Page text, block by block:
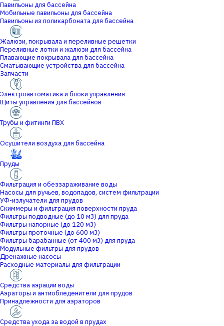
Павильоны для бассейна
Мобильные павильоны для бассейна
Павильоны из поликарбоната для бассейна
Жалюзи, покрывала и переливные решетки
Переливные лотки и жалюзи для бассейна
Плавающие покрывала для бассейна
Сматывающие устройства для бассейна
Запчасти
Электроавтоматика и блоки управления
Щиты управления для бассейнов
Трубы и фитинги ПВХ
Осушители воздуха для бассейна
Пруды
Фильтрация и обеззараживание воды
Насосы для ручьев, водопадов, систем фильтрации
УФ-излучатели для прудов
Скиммеры и фильтрация поверхности пруда
Фильтры подводные (до 10 м3) для пруда
Фильтры напорные (до 120 м3)
Фильтры проточные (до 600 м3)
Фильтры барабанные (от 400 м3) для пруда
Модульные фильтры для прудов
Дренажные насосы
Расходные материалы для фильтрации
Средства аэрации воды
Аэраторы и антиобледенители для прудов
Принадлежности для аэраторов
Средства ухода за водой в прудах